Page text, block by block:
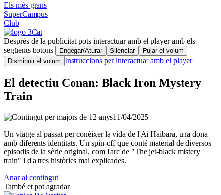
Els més grans
SuperCampus
Club
Després de la publicitat pots interactuar amb el player amb els
següents botons
Engegar/Aturar Silenciar
Pujar el volum
Disminuir el volum Instruccions per interactuar amb el player
El detectiu Conan: Black Iron Mystery
Train
11/04/2025
Un viatge al passat per conèixer la vida de l'Ai Haibara, una dona
amb diferents identitats. Un spin-off que conté material de diversos
episodis de la sèrie original, com l'arc de "The jet-black mistery
train" i d'altres històries mai explicades.
Anar al contingut
També et pot agradar